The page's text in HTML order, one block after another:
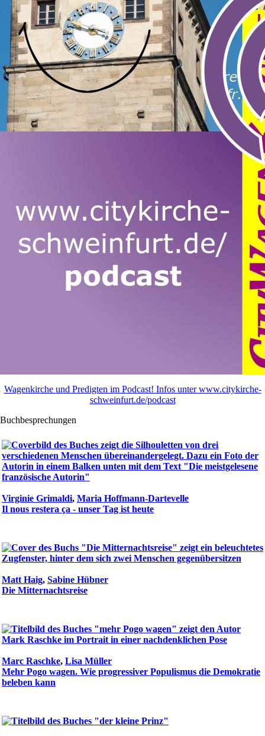
Wagenkirche und Predigten im Podcast! Infos unter www.citykirche-
schweinfurt.de/podcast
Buchbesprechungen
Virginie Grimaldi, Maria Hoffmann-Dartevelle
Il nous restera ça - unser Tag ist heute
Matt Haig, Sabine Hübner
Die Mitternachtsreise
Marc Raschke, Lisa Müller
Mehr Pogo wagen. Wie progressiver Populismus die Demokratie
beleben kann